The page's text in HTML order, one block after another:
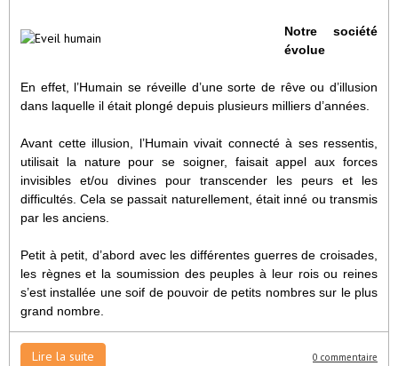
Notre société
évolue
En effet, l’Humain se réveille d’une sorte de rêve ou d’illusion
dans laquelle il était plongé depuis plusieurs milliers d’années.
Avant cette illusion, l’Humain vivait connecté à ses ressentis,
utilisait la nature pour se soigner, faisait appel aux forces
invisibles et/ou divines pour transcender les peurs et les
difficultés. Cela se passait naturellement, était inné ou transmis
par les anciens.
Petit à petit, d’abord avec les différentes guerres de croisades,
les règnes et la soumission des peuples à leur rois ou reines
s’est installée une soif de pouvoir de petits nombres sur le plus
grand nombre.
Lire la suite 0 commentaire